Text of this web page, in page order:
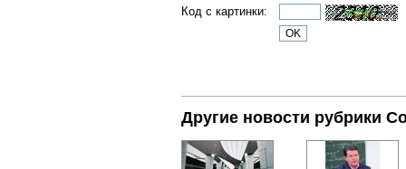
Код с картинки:
Другие новости рубрики